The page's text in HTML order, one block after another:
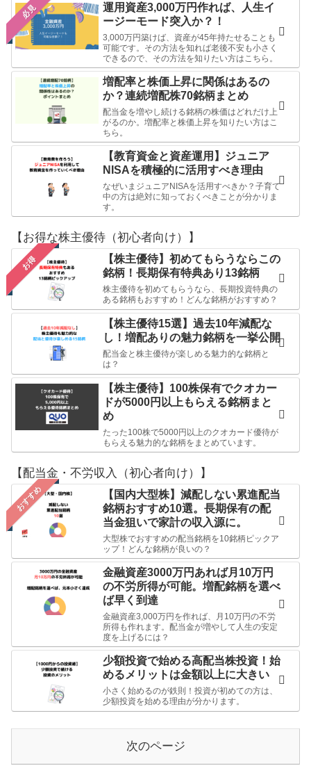
必見
運用資産3,000万円作れば、人生イ
ージーモード突入か？！
3,000万円築けば、資産が45年持たせることも
可能です。その方法を知れば老後不安も小さく
できるので、その方法を知りたい方はこちら。
増配率と株価上昇に関係はあるの
か？連続増配株70銘柄まとめ
配当金を増やし続ける銘柄の株価はどれだけ上
がるのか。増配率と株価上昇を知りたい方はこ
ちら。
【教育資金と資産運用】ジュニア
NISAを積極的に活用すべき理由
なぜいまジュニアNISAを活用すべきか？子育て
中の方は絶対に知っておくべきことが分かりま
す。
【お得な株主優待（初心者向け）】
お得
【株主優待】初めてもらうならこの
銘柄！長期保有特典あり13銘柄
株主優待を初めてもらうなら、長期投資特典の
ある銘柄もおすすめ！どんな銘柄がおすすめ？
【株主優待15選】過去10年減配な
し！増配ありの魅力銘柄を一挙公開
配当金と株主優待が楽しめる魅力的な銘柄と
は？
【株主優待】100株保有でクオカー
ドが5000円以上もらえる銘柄まと
め
たった100株で5000円以上のクオカード優待が
もらえる魅力的な銘柄をまとめています。
【配当金・不労収入（初心者向け）】
おすすめ
【国内大型株】減配しない累進配当
銘柄おすすめ10選。長期保有の配
当金狙いで家計の収入源に。
大型株でおすすめの配当銘柄を10銘柄ピックア
ップ！どんな銘柄が良いの？
金融資産3000万円あれば月10万円
の不労所得が可能。増配銘柄を選べ
ば早く到達
金融資産3,000万円を作れば、月10万円の不労
所得も作れます。配当金が増やして人生の安定
度を上げるには？
少額投資で始める高配当株投資！始
めるメリットは金額以上に大きい
小さく始めるのが鉄則！投資が初めての方は、
少額投資を始める理由が分かります。
次のページ